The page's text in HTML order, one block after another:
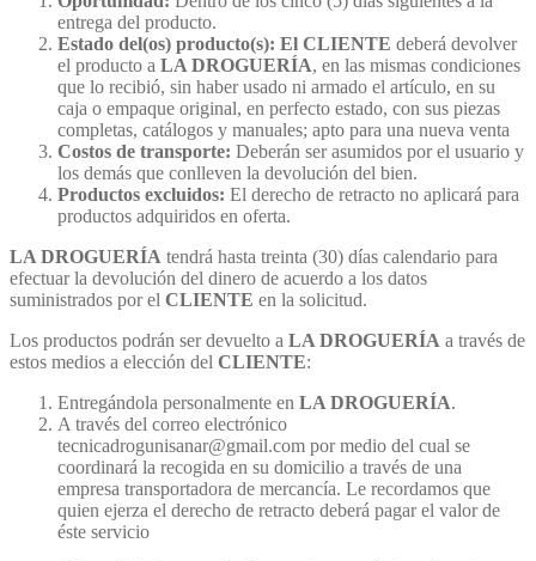
entrega del producto.
Estado del(os) producto(s): El CLIENTE deberá devolver
el producto a LA DROGUERÍA, en las mismas condiciones
que lo recibió, sin haber usado ni armado el artículo, en su
caja o empaque original, en perfecto estado, con sus piezas
completas, catálogos y manuales; apto para una nueva venta
Costos de transporte: Deberán ser asumidos por el usuario y
los demás que conlleven la devolución del bien.
Productos excluidos: El derecho de retracto no aplicará para
productos adquiridos en oferta.
LA DROGUERÍA tendrá hasta treinta (30) días calendario para
efectuar la devolución del dinero de acuerdo a los datos
suministrados por el CLIENTE en la solicitud.
Los productos podrán ser devuelto a LA DROGUERÍA a través de
estos medios a elección del CLIENTE:
Entregándola personalmente en LA DROGUERÍA.
A través del correo electrónico
tecnicadrogunisanar@gmail.com por medio del cual se
coordinará la recogida en su domicilio a través de una
empresa transportadora de mercancía. Le recordamos que
quien ejerza el derecho de retracto deberá pagar el valor de
éste servicio